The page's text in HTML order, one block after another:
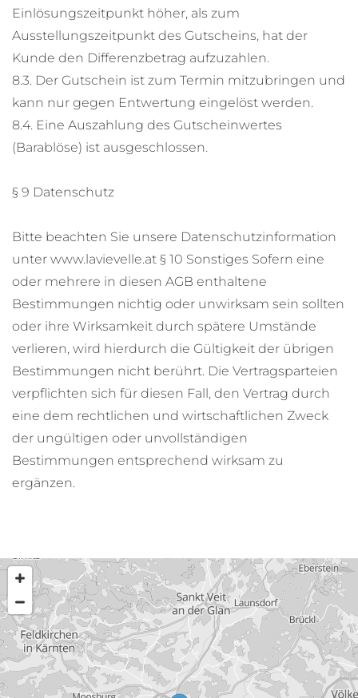
Einlösungszeitpunkt höher, als zum
Ausstellungszeitpunkt des Gutscheins, hat der
Kunde den Differenzbetrag aufzuzahlen.
8.3. Der Gutschein ist zum Termin mitzubringen und
kann nur gegen Entwertung eingelöst werden.
8.4. Eine Auszahlung des Gutscheinwertes
(Barablöse) ist ausgeschlossen.
§ 9 Datenschutz
Bitte beachten Sie unsere Datenschutzinformation
unter www.lavievelle.at § 10 Sonstiges Sofern eine
oder mehrere in diesen AGB enthaltene
Bestimmungen nichtig oder unwirksam sein sollten
oder ihre Wirksamkeit durch spätere Umstände
verlieren, wird hierdurch die Gültigkeit der übrigen
Bestimmungen nicht berührt. Die Vertragsparteien
verpflichten sich für diesen Fall, den Vertrag durch
eine dem rechtlichen und wirtschaftlichen Zweck
der ungültigen oder unvollständigen
Bestimmungen entsprechend wirksam zu
ergänzen.